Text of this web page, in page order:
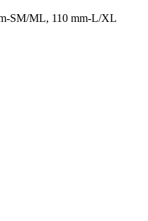
SM/ML, 110 mm-L/XL